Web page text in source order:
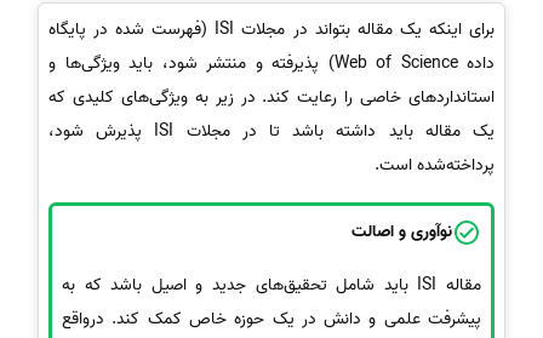
برای اینکه یک مقاله بتواند در مجلات ISI (فهرست شده در پایگاه
داده Web of Science) پذیرفته و منتشر شود، باید ویژگی‌ها و
استانداردهای خاصی را رعایت کند. در زیر به ویژگی‌های کلیدی که
یک مقاله باید داشته باشد تا در مجلات ISI پذیرش شود،
پرداخته‌شده است.
نوآوری و اصالت
مقاله ISI باید شامل تحقیق‌های جدید و اصیل باشد که به
پیشرفت علمی و دانش در یک حوزه خاص کمک کند. درواقع